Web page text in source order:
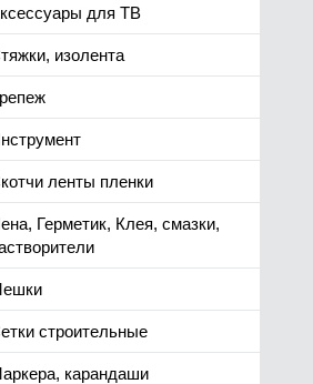
для ТВ
изолента
ленты пленки
Герметик, Клея, смазки,
строительные
карандаши